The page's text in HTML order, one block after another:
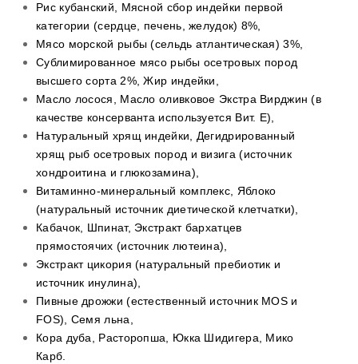
Рис кубанский, Мясной сбор индейки первой
категории (сердце, печень, желудок) 8%,
Мясо морской рыбы (сельдь атлантическая) 3%,
Сублимированное мясо рыбы осетровых пород
высшего сорта 2%, Жир индейки,
Масло лосося, Масло оливковое Экстра Вирджин (в
качестве консерванта используется Вит. E),
Натуральный хрящ индейки, Дегидрированный
хрящ рыб осетровых пород и визига (источник
хондроитина и глюкозамина),
Витаминно-минеральный комплекс, Яблоко
(натуральный источник диетической клетчатки),
Кабачок, Шпинат, Экстракт бархатцев
прямостоячих (источник лютеина),
Экстракт цикория (натуральный пребиотик и
источник инулина),
Пивные дрожжи (естественный источник MOS и
FOS), Семя льна,
Кора дуба, Расторопша, Юкка Шидигера, Мико
Карб.